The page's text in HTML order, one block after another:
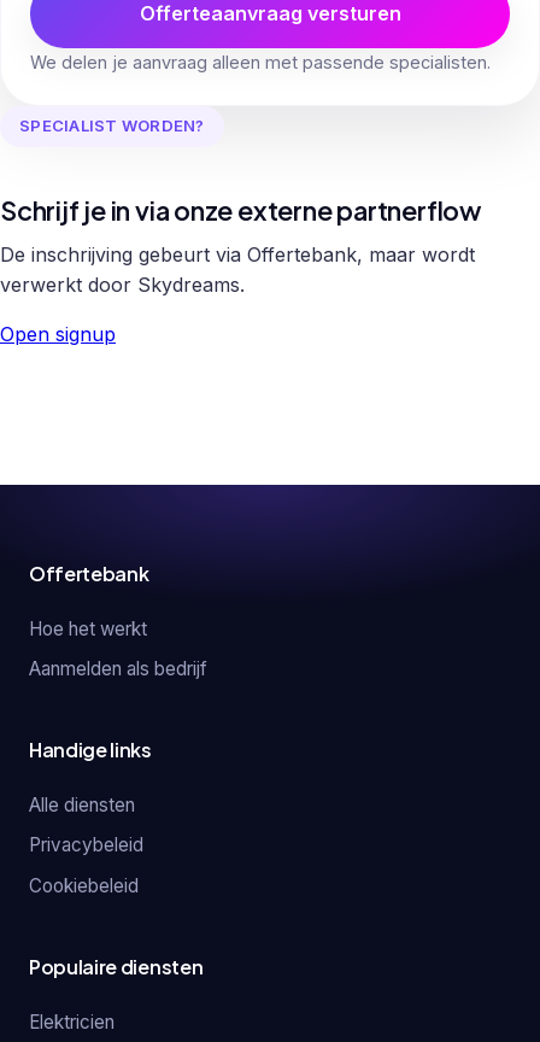
Offerteaanvraag versturen
We delen je aanvraag alleen met passende specialisten.
SPECIALIST WORDEN?
Schrijf je in via onze externe partnerflow
De inschrijving gebeurt via Offertebank, maar wordt
verwerkt door Skydreams.
Open signup
Offertebank
Hoe het werkt
Aanmelden als bedrijf
Handige links
Alle diensten
Privacybeleid
Cookiebeleid
Populaire diensten
Elektricien